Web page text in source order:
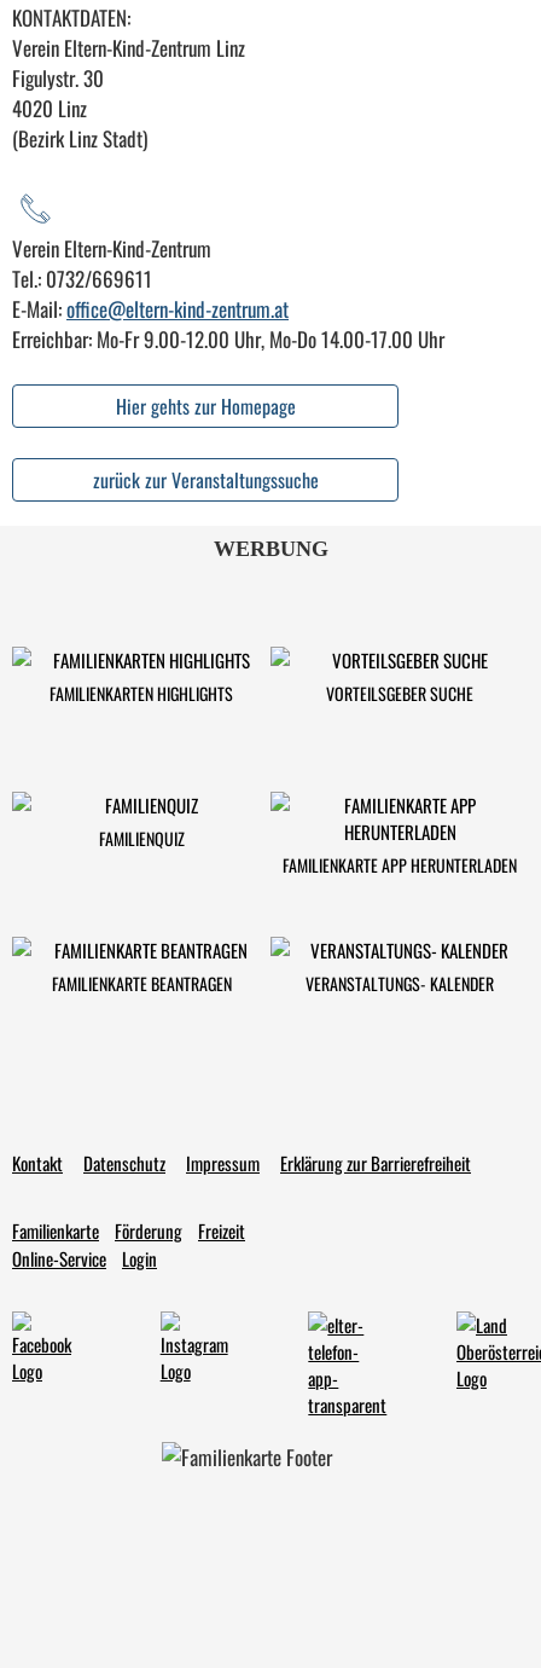
KONTAKTDATEN:
Verein Eltern-Kind-Zentrum Linz
Figulystr. 30
4020 Linz
(Bezirk Linz Stadt)
Verein Eltern-Kind-Zentrum
Tel.: 0732/669611
E-Mail:office@eltern-kind-zentrum.at
Erreichbar: Mo-Fr 9.00-12.00 Uhr, Mo-Do 14.00-17.00 Uhr
Hier gehts zur Homepage
zurück zur Veranstaltungssuche
WERBUNG
Kontakt Datenschutz Impressum Erklärung zur Barrierefreiheit
Familienkarte Förderung
Freizeit
Online-Service
Login
FAMILIENKARTEN HIGHLIGHTS VORTEILSGEBER SUCHE
FAMILIENQUIZ
FAMILIENKARTE APP HERUNTERLADEN
FAMILIENKARTE BEANTRAGEN VERANSTALTUNGS- KALENDER